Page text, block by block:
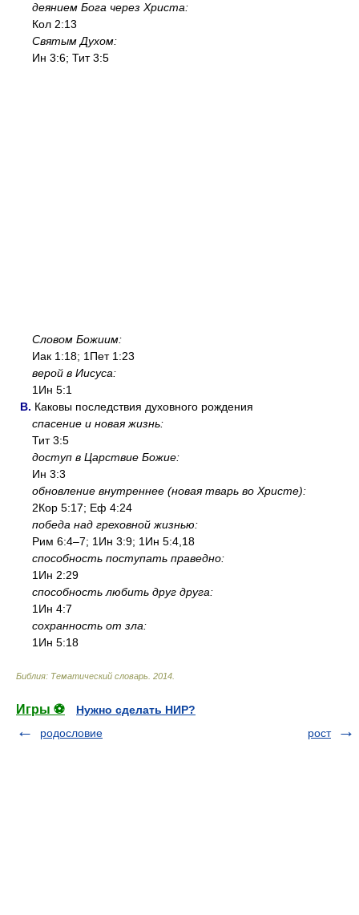
деянием Бога через Христа:
Кол 2:13
Святым Духом:
Ин 3:6; Тит 3:5
Словом Божиим:
Иак 1:18; 1Пет 1:23
верой в Иисуса:
1Ин 5:1
В. Каковы последствия духовного рождения
спасение и новая жизнь:
Тит 3:5
доступ в Царствие Божие:
Ин 3:3
обновление внутреннее (новая тварь во Христе):
2Кор 5:17; Еф 4:24
победа над греховной жизнью:
Рим 6:4–7; 1Ин 3:9; 1Ин 5:4,18
способность поступать праведно:
1Ин 2:29
способность любить друг друга:
1Ин 4:7
сохранность от зла:
1Ин 5:18
Библия: Тематический словарь 2014
Игры ⚽
Нужно сделать НИР?
родословие
рост